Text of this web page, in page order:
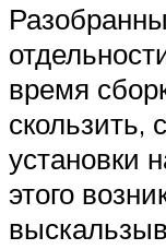
время
скользить,
установки
этого